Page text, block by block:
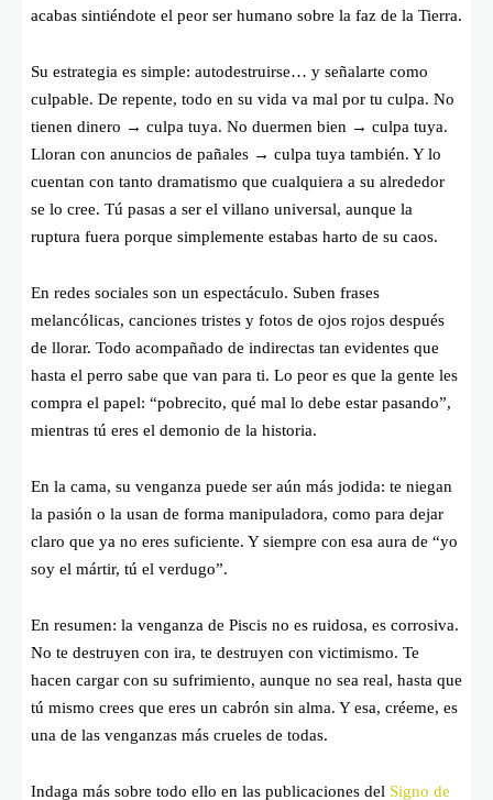
acabas sintiéndote el peor ser humano sobre la faz de la Tierra.
Su estrategia es simple: autodestruirse… y señalarte como
culpable. De repente, todo en su vida va mal por tu culpa. No
tienen dinero → culpa tuya. No duermen bien → culpa tuya.
Lloran con anuncios de pañales → culpa tuya también. Y lo
cuentan con tanto dramatismo que cualquiera a su alrededor
se lo cree. Tú pasas a ser el villano universal, aunque la
ruptura fuera porque simplemente estabas harto de su caos.
En redes sociales son un espectáculo. Suben frases
melancólicas, canciones tristes y fotos de ojos rojos después
de llorar. Todo acompañado de indirectas tan evidentes que
hasta el perro sabe que van para ti. Lo peor es que la gente les
compra el papel: “pobrecito, qué mal lo debe estar pasando”,
mientras tú eres el demonio de la historia.
En la cama, su venganza puede ser aún más jodida: te niegan
la pasión o la usan de forma manipuladora, como para dejar
claro que ya no eres suficiente. Y siempre con esa aura de “yo
soy el mártir, tú el verdugo”.
En resumen: la venganza de Piscis no es ruidosa, es corrosiva.
No te destruyen con ira, te destruyen con victimismo. Te
hacen cargar con su sufrimiento, aunque no sea real, hasta que
tú mismo crees que eres un cabrón sin alma. Y esa, créeme, es
una de las venganzas más crueles de todas.
Indaga más sobre todo ello en las publicaciones del Signo de